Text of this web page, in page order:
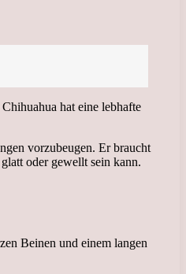
hat eine lebhafte
vorzubeugen. Er braucht
oder gewellt sein kann.
Beinen und einem langen